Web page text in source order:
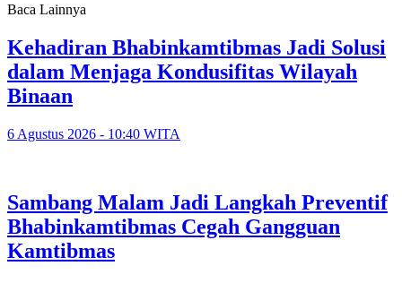
Baca Lainnya
Kehadiran Bhabinkamtibmas Jadi Solusi
dalam Menjaga Kondusifitas Wilayah
Binaan
6 Agustus 2026 - 10:40 WITA
Sambang Malam Jadi Langkah Preventif
Bhabinkamtibmas Cegah Gangguan
Kamtibmas